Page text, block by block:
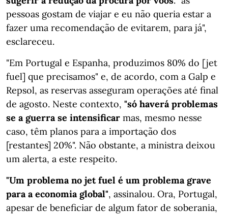
pessoas gostam de viajar e eu não queria estar a
fazer uma recomendação de evitarem, para já",
esclareceu.
"Em Portugal e Espanha, produzimos 80% do [jet
fuel] que precisamos" e, de acordo, com a Galp e
Repsol, as reservas asseguram operações até final
de agosto. Neste contexto, "só haverá problemas
se a guerra se intensificar mas, mesmo nesse
caso, têm planos para a importação dos
[restantes] 20%". Não obstante, a ministra deixou
um alerta, a este respeito.
"Um problema no jet fuel é um problema grave
para a economia global", assinalou. Ora, Portugal,
apesar de beneficiar de algum fator de soberania,